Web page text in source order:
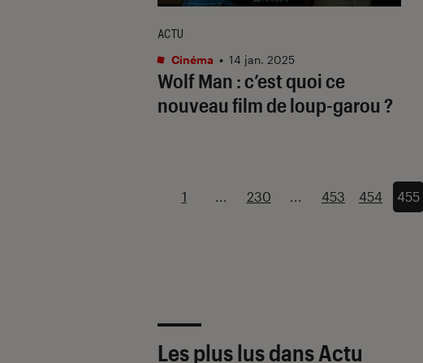
Wolf Man : c’est quoi ce
nouveau film de loup-garou ?
ACTU
Cinéma • 14 jan. 2025
1 ... 230 ... 453 454 455
Les plus lus dans Actu